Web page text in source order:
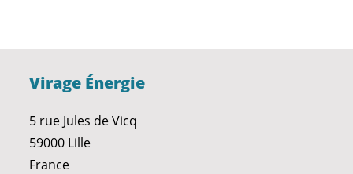
Virage Énergie
5 rue Jules de Vicq
59000 Lille
France